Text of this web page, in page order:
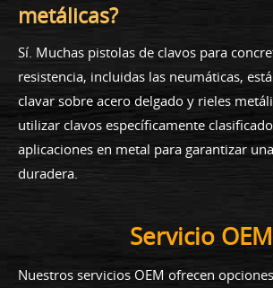
metálicas?
Sí. Muchas pistolas de clavos para
resistencia, incluidas las neumáticas,
clavar sobre acero delgado y rieles
utilizar clavos específicamente
aplicaciones en metal para garantizar
duradera.
Servicio OEM
Nuestros servicios OEM ofrecen